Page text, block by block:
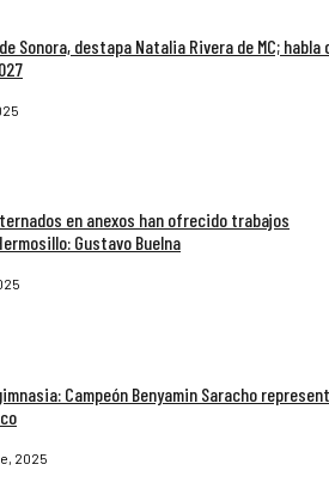
Sonora, destapa Natalia Rivera de MC; habla
en anexos han ofrecido trabajos
Gustavo Buelna
Campeón Benyamin Saracho
2025